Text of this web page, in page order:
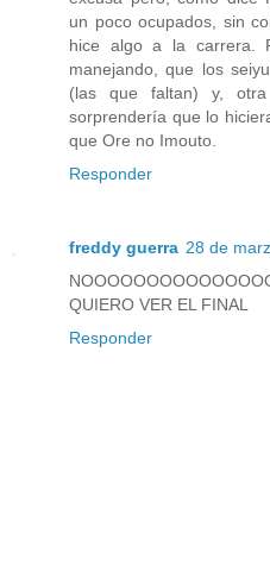
un poco ocupados, sin
hice algo a la carrera.
manejando, que los
(las que faltan) y,
sorprendería que lo
que Ore no Imouto.
Responder
freddy guerra 28 de
QUIERO VER EL FINAL
Responder